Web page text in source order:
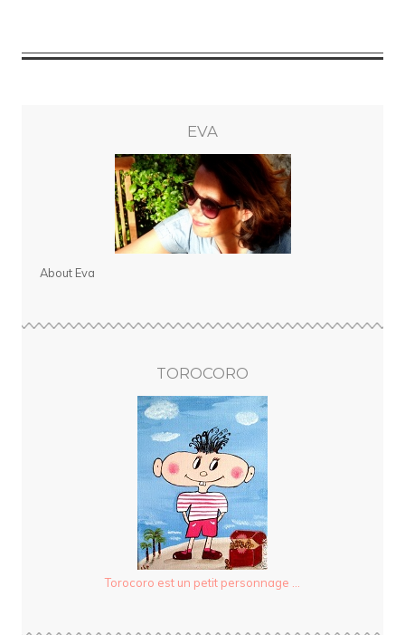
EVA
About Eva
TOROCORO
Torocoro est un petit personnage ...